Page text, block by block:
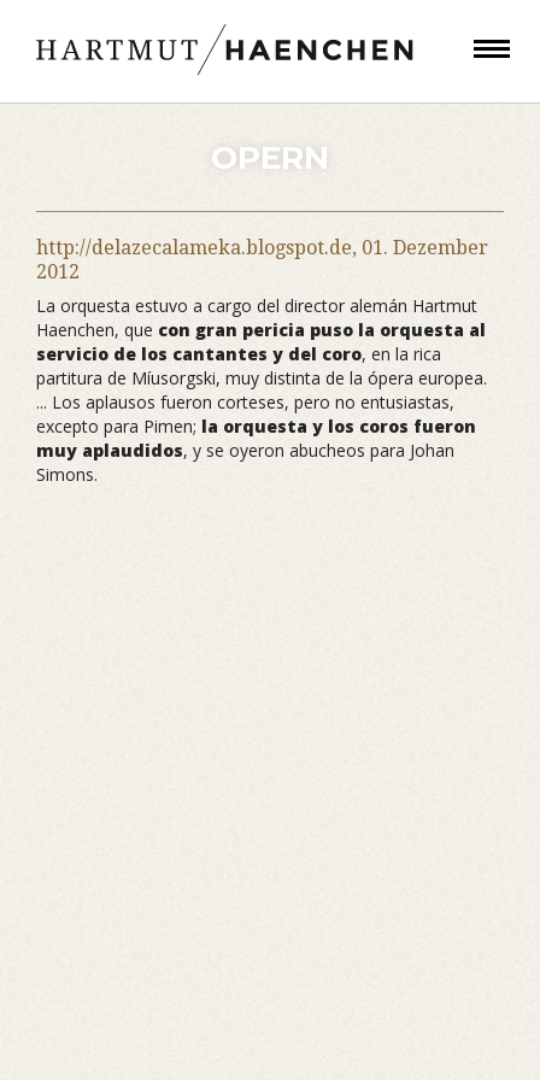
OPERN
http://delazecalameka.blogspot.de, 01. Dezember
2012
La orquesta estuvo a cargo del director alemán Hartmut
Haenchen, que con gran pericia puso la orquesta al
servicio de los cantantes y del coro, en la rica
partitura de Míusorgski, muy distinta de la ópera europea.
... Los aplausos fueron corteses, pero no entusiastas,
excepto para Pimen; la orquesta y los coros fueron
muy aplaudidos, y se oyeron abucheos para Johan
Simons.